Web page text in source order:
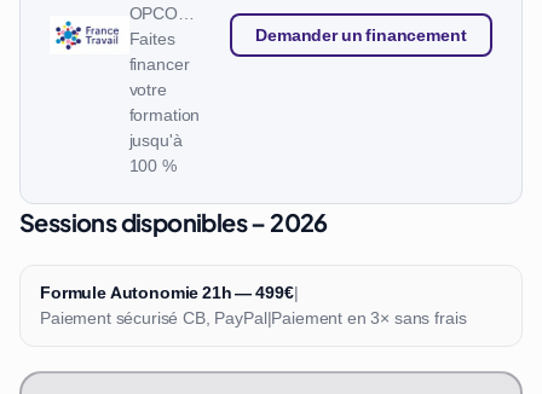
OPCO…
Faites
financer
votre
formation
jusqu'à
100 %
Demander un financement
Sessions disponibles – 2026
Formule Autonomie 21h — 499€|
Paiement sécurisé CB, PayPal|Paiement en 3× sans frais